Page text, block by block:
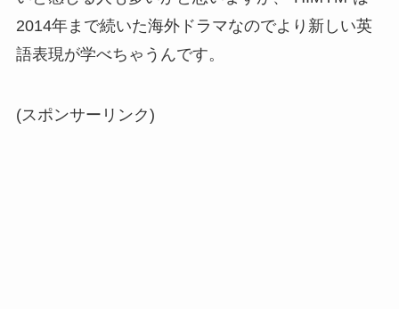
2014年まで続いた海外ドラマなのでより新しい英
語表現が学べちゃうんです。
(スポンサーリンク)